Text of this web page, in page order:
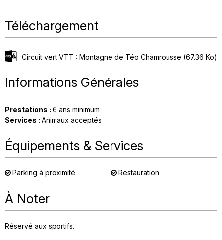
Téléchargement
Circuit vert VTT : Montagne de Téo Chamrousse (67.36 Ko)
Informations Générales
Prestations : 6 ans minimum
Services : Animaux acceptés
Équipements & Services
Parking à proximité Restauration
À Noter
Réservé aux sportifs